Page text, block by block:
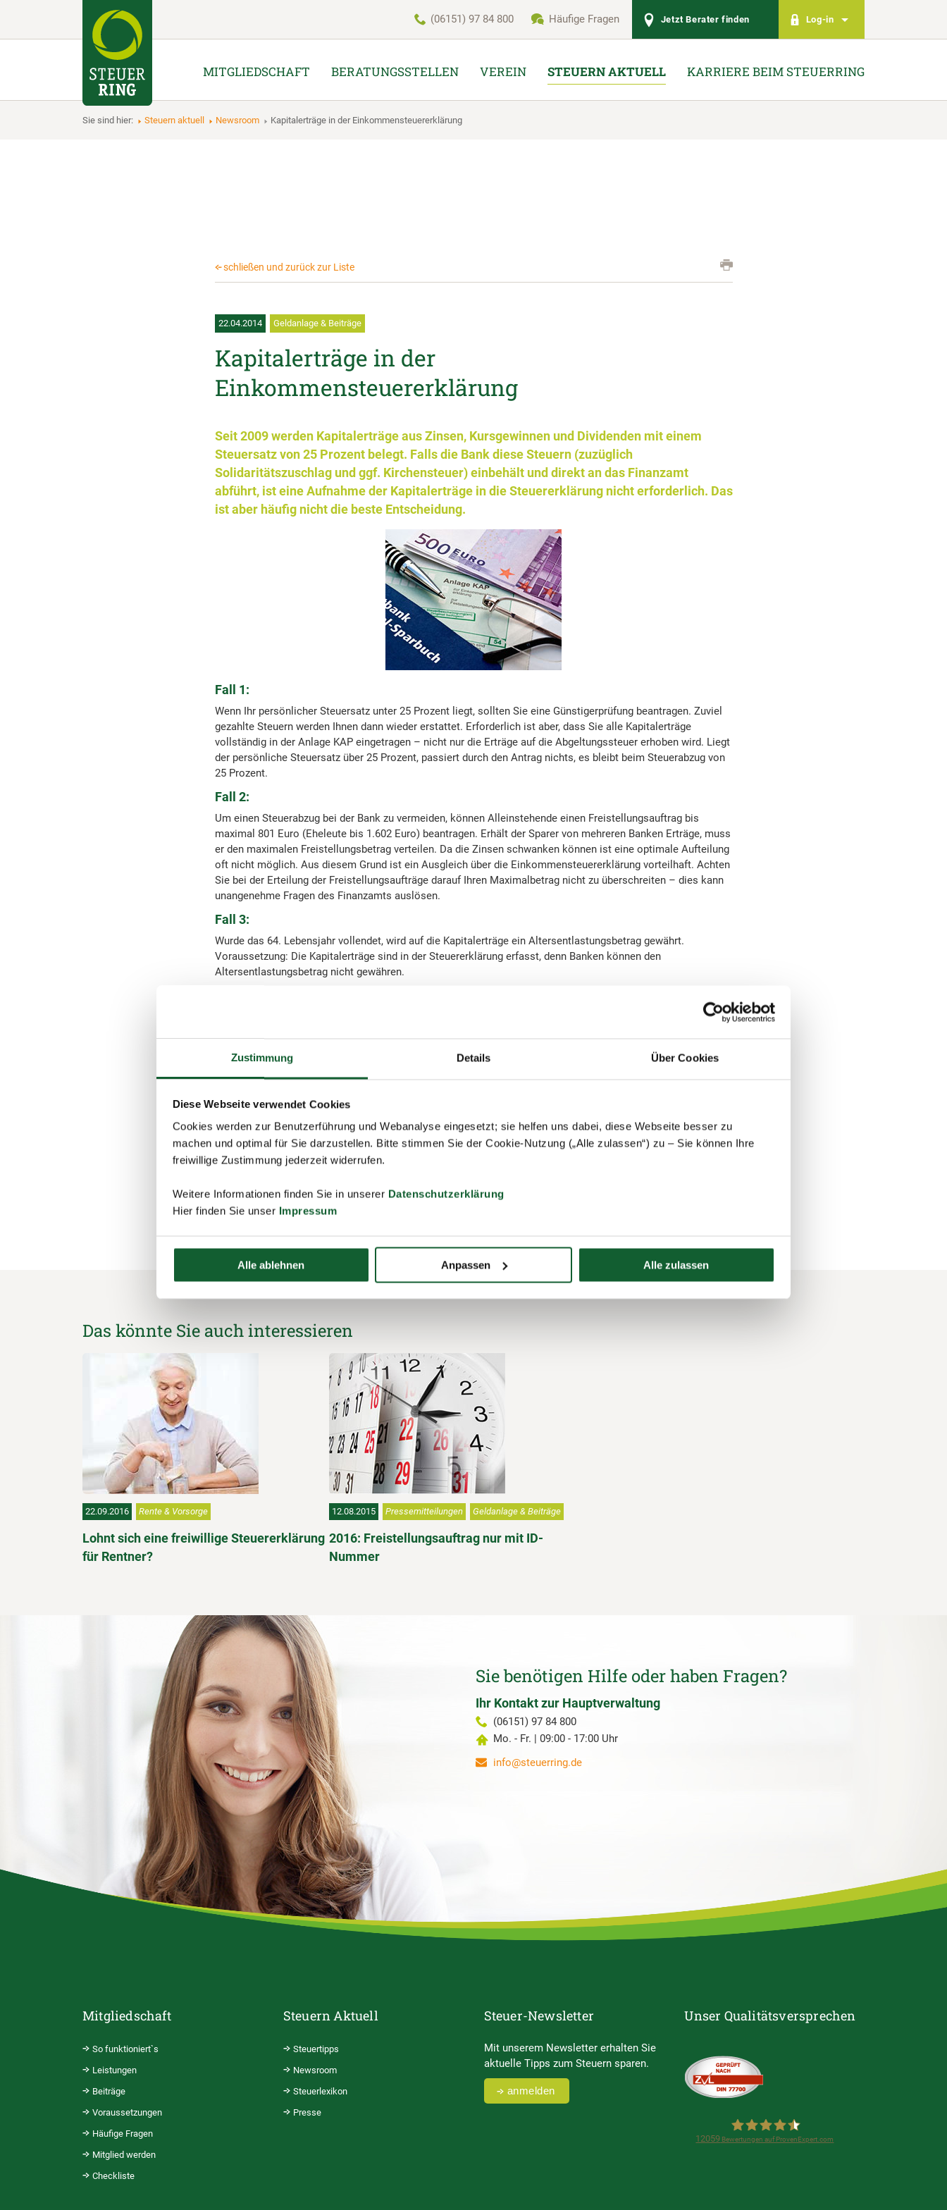
Zustimmung Details Über Cookies
Diese Webseite verwendet Cookies
Cookies werden zur Benutzerführung und Webanalyse eingesetzt; sie helfen uns dabei, diese Webseite besser zu
machen und optimal für Sie darzustellen. Bitte stimmen Sie der Cookie-Nutzung („Alle zulassen“) zu – Sie können Ihre
freiwillige Zustimmung jederzeit widerrufen.
Weitere Informationen finden Sie in unserer Datenschutzerklärung
Hier finden Sie unser Impressum
Alle ablehnen Anpassen Alle zulassen
(06151) 97 84 800 Häufige Fragen Jetzt Berater finden Log-in
MITGLIEDSCHAFT BERATUNGSSTELLEN VEREIN STEUERN AKTUELL KARRIERE BEIM STEUERRING
Sie sind hier: Steuern aktuell Newsroom Kapitalerträge in der Einkommensteuererklärung
schließen und zurück zur Liste
22.04.2014 Geldanlage & Beiträge
Kapitalerträge in der
Einkommensteuererklärung
Seit 2009 werden Kapitalerträge aus Zinsen, Kursgewinnen und Dividenden mit einem
Steuersatz von 25 Prozent belegt. Falls die Bank diese Steuern (zuzüglich
Solidaritätszuschlag und ggf. Kirchensteuer) einbehält und direkt an das Finanzamt
abführt, ist eine Aufnahme der Kapitalerträge in die Steuererklärung nicht erforderlich. Das
ist aber häufig nicht die beste Entscheidung.
Fall 1:
Wenn Ihr persönlicher Steuersatz unter 25 Prozent liegt, sollten Sie eine Günstigerprüfung beantragen. Zuviel
gezahlte Steuern werden Ihnen dann wieder erstattet. Erforderlich ist aber, dass Sie alle Kapitalerträge
vollständig in der Anlage KAP eingetragen – nicht nur die Erträge auf die Abgeltungssteuer erhoben wird. Liegt
der persönliche Steuersatz über 25 Prozent, passiert durch den Antrag nichts, es bleibt beim Steuerabzug von
25 Prozent.
Fall 2:
Um einen Steuerabzug bei der Bank zu vermeiden, können Alleinstehende einen Freistellungsauftrag bis
maximal 801 Euro (Eheleute bis 1.602 Euro) beantragen. Erhält der Sparer von mehreren Banken Erträge, muss
er den maximalen Freistellungsbetrag verteilen. Da die Zinsen schwanken können ist eine optimale Aufteilung
oft nicht möglich. Aus diesem Grund ist ein Ausgleich über die Einkommensteuererklärung vorteilhaft. Achten
Sie bei der Erteilung der Freistellungsaufträge darauf Ihren Maximalbetrag nicht zu überschreiten – dies kann
unangenehme Fragen des Finanzamts auslösen.
Fall 3:
Wurde das 64. Lebensjahr vollendet, wird auf die Kapitalerträge ein Altersentlastungsbetrag gewährt.
Voraussetzung: Die Kapitalerträge sind in der Steuererklärung erfasst, denn Banken können den
Altersentlastungsbetrag nicht gewähren.
Aufstellungen ohne Steuerabzug sind die Grundlage für Ihre Eintragungen auf der Anlage KAP. Prüfen Sie, ob
Tipp:
Alle Anträge müssen Sie spätestens innerhalb der Einspruchsfrist (ein Monat nach Zugang des
Steuerbescheids) stellen. Ist der Steuerbescheid bereits bestandskräftig ist eine Änderung nicht mehr
möglich.
schließen und zurück zur Liste
Das könnte Sie auch interessieren
22.09.2016 Rente & Vorsorge
Lohnt sich eine freiwillige Steuererklärung
für Rentner?
12.08.2015 Pressemitteilungen Geldanlage & Beiträge
2016: Freistellungsauftrag nur mit ID-
Nummer
Sie benötigen Hilfe oder haben Fragen?
Ihr Kontakt zur Hauptverwaltung
(06151) 97 84 800
Mo. - Fr. | 09:00 - 17:00 Uhr
info@steuerring.de
Mitgliedschaft
So funktioniert`s
Leistungen
Beiträge
Voraussetzungen
Häufige Fragen
Mitglied werden
Checkliste
Steuern Aktuell
Steuertipps
Newsroom
Steuerlexikon
Presse
Steuer-Newsletter
Mit unserem Newsletter erhalten Sie
aktuelle Tipps zum Steuern sparen.
anmelden
Unser Qualitätsversprechen
12059 Bewertungen auf ProvenExpert.com